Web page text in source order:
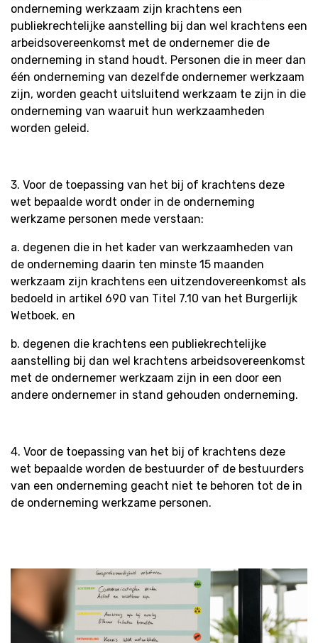
onderneming werkzaam zijn krachtens een
publiekrechtelijke aanstelling bij dan wel krachtens een
arbeidsovereenkomst met de ondernemer die de
onderneming in stand houdt. Personen die in meer dan
één onderneming van dezelfde ondernemer werkzaam
zijn, worden geacht uitsluitend werkzaam te zijn in die
onderneming van waaruit hun werkzaamheden
worden geleid.
3. Voor de toepassing van het bij of krachtens deze
wet bepaalde wordt onder in de onderneming
werkzame personen mede verstaan:
a. degenen die in het kader van werkzaamheden van
de onderneming daarin ten minste 15 maanden
werkzaam zijn krachtens een uitzendovereenkomst als
bedoeld in artikel 690 van Titel 7.10 van het Burgerlijk
Wetboek, en
b. degenen die krachtens een publiekrechtelijke
aanstelling bij dan wel krachtens arbeidsovereenkomst
met de ondernemer werkzaam zijn in een door een
andere ondernemer in stand gehouden onderneming.
4. Voor de toepassing van het bij of krachtens deze
wet bepaalde worden de bestuurder of de bestuurders
van een onderneming geacht niet te behoren tot de in
de onderneming werkzame personen.